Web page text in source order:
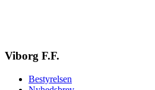
Viborg F.F.
Bestyrelsen